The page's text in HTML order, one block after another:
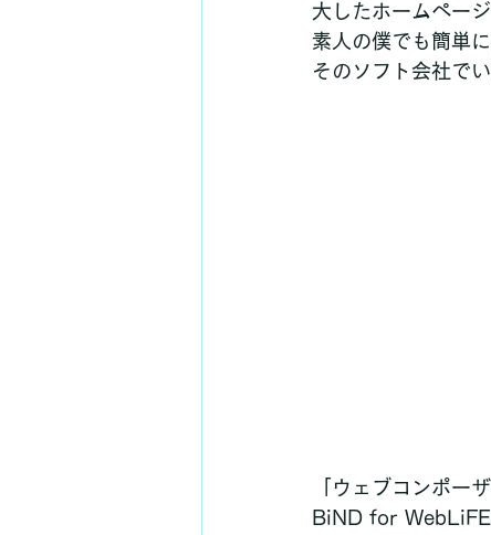
大したホームペー
素人の僕でも簡単
そのソフト会社で
「ウェブコンポー
BiND for